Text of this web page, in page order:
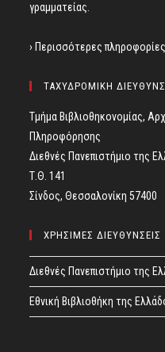
γραμματείας.
› Περισσότερες
ΤΑΧΥΔΡΟΜΙΚΗ
Τμήμα Βιβλιοθηκονομίας,
Πληροφόρησης
Διεθνές Πανεπιστήμιο της
Τ.Θ. 141
Σίνδος, Θεσσαλονίκη 57400
ΧΡΗΣΙΜΕΣ ΔΙΕΥΘΥΝΣΕΙΣ
Διεθνές Πανεπιστήμιο της
Εθνική Βιβλιοθήκη της